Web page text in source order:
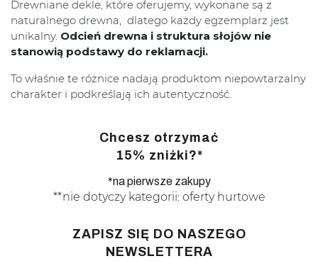
Drewniane dekle, które oferujemy, wykonane są z
naturalnego drewna, dlatego każdy egzemplarz jest
unikalny. Odcień drewna i struktura słojów nie
stanowią podstawy do reklamacji.
To właśnie te różnice nadają produktom niepowtarzalny
charakter i podkreślają ich autentyczność.
Chcesz otrzymać
15% zniżki?*
*na pierwsze zakupy
**nie dotyczy kategorii: oferty hurtowe
ZAPISZ SIĘ DO NASZEGO
NEWSLETTERA